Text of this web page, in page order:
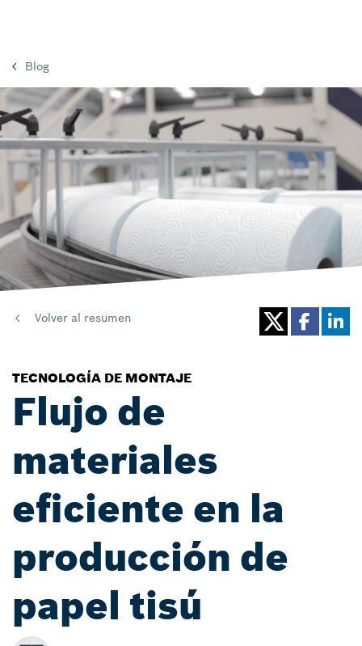
Blog
Volver al resumen
TECNOLOGÍA DE MONTAJE
Flujo de
materiales
eficiente en la
producción de
papel tisú